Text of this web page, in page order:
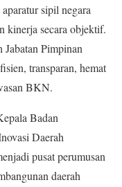
sipil negara
kinerja secara objektif.
Pimpinan
transparan, hemat
BKN.
Badan
Daerah
pusat perumusan
daerah